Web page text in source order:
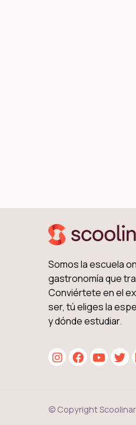
Somos la escuela
gastronomía que
Conviértete en el
ser, tú eliges la
y dónde estudiar.
© Copyright